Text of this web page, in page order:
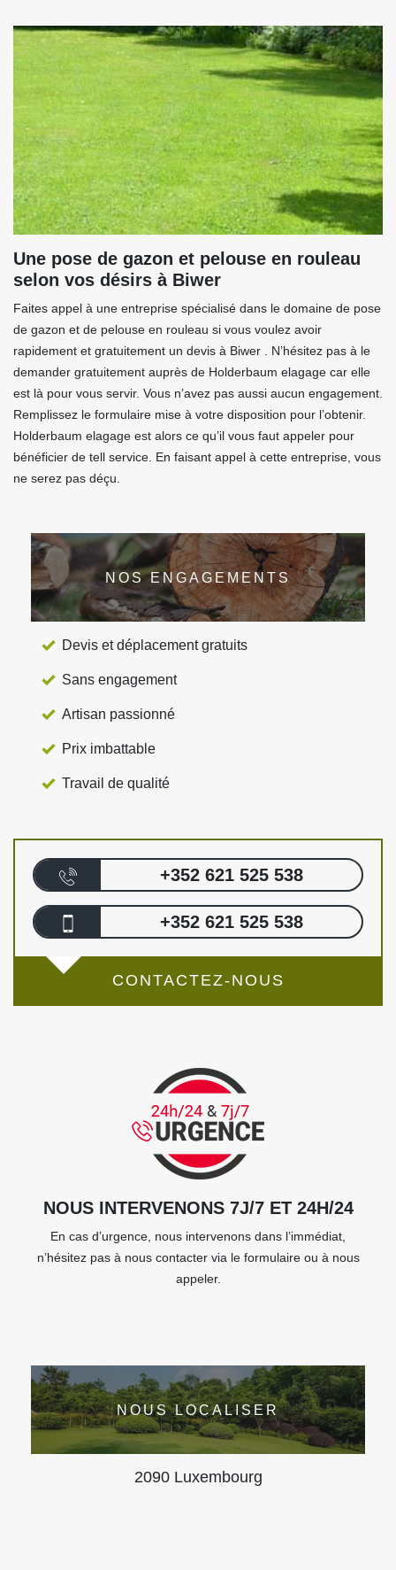
Une pose de gazon et pelouse en rouleau
selon vos désirs à Biwer
Faites appel à une entreprise spécialisé dans le domaine de pose
de gazon et de pelouse en rouleau si vous voulez avoir
rapidement et gratuitement un devis à Biwer . N’hésitez pas à le
demander gratuitement auprès de Holderbaum elagage car elle
est là pour vous servir. Vous n’avez pas aussi aucun engagement.
Remplissez le formulaire mise à votre disposition pour l’obtenir.
Holderbaum elagage est alors ce qu’il vous faut appeler pour
bénéficier de tell service. En faisant appel à cette entreprise, vous
ne serez pas déçu.
NOS ENGAGEMENTS
Devis et déplacement gratuits
Sans engagement
Artisan passionné
Prix imbattable
Travail de qualité
+352 621 525 538
+352 621 525 538
CONTACTEZ-NOUS
NOUS INTERVENONS 7J/7 ET 24H/24
En cas d’urgence, nous intervenons dans l’immédiat,
n’hésitez pas à nous contacter via le formulaire ou à nous
appeler.
NOUS LOCALISER
2090 Luxembourg